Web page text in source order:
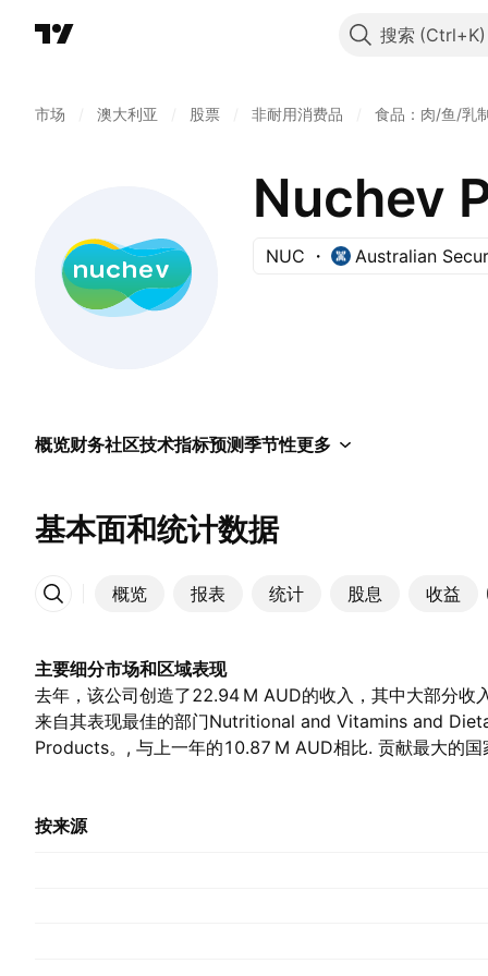
搜索
市场 澳大利亚 股票 非耐用消费品 食品：肉/鱼/乳
Nuchev
NUC Australian
概览财务社区技术指标预测季节性更多
基本面和统计数据
概览 报表 统计 股息 收益
更多
主要细分市场和区域表现
去年，该公司创造了‪22.94 M‬ AUD的收入，其中大部
来自其表现最佳的部门Nutritional and Vitamins and
Products。, 与上一年的‪10.87 M‬ AUD相比. 贡献最大的
按来源